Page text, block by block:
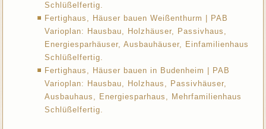
Schlüßelfertig.
Fertighaus, Häuser bauen Weißenthurm | PAB
Varioplan: Hausbau, Holzhäuser, Passivhaus,
Energiesparhäuser, Ausbauhäuser, Einfamilienhaus
Schlüßelfertig.
Fertighaus, Häuser bauen in Budenheim | PAB
Varioplan: Hausbau, Holzhaus, Passivhäuser,
Ausbauhaus, Energiesparhaus, Mehrfamilienhaus
Schlüßelfertig.